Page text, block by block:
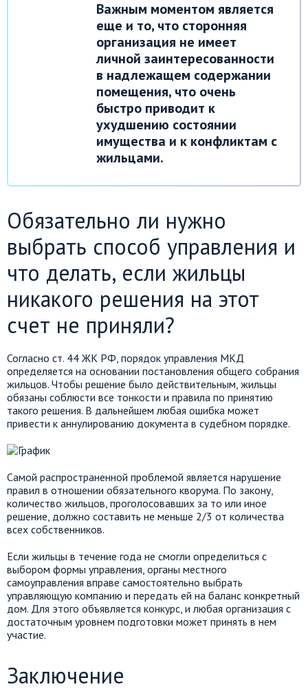
Важным моментом является
еще и то, что сторонняя
организация не имеет
личной заинтересованности
в надлежащем содержании
помещения, что очень
быстро приводит к
ухудшению состоянии
имущества и к конфликтам с
жильцами.
Обязательно ли нужно
выбрать способ управления и
что делать, если жильцы
никакого решения на этот
счет не приняли?
Согласно ст. 44 ЖК РФ, порядок управления МКД
определяется на основании постановления общего собрания
жильцов. Чтобы решение было действительным, жильцы
обязаны соблюсти все тонкости и правила по принятию
такого решения. В дальнейшем любая ошибка может
привести к аннулированию документа в судебном порядке.
Самой распространенной проблемой является нарушение
правил в отношении обязательного кворума. По закону,
количество жильцов, проголосовавших за то или иное
решение, должно составить не меньше 2/3 от количества
всех собственников.
Если жильцы в течение года не смогли определиться с
выбором формы управления, органы местного
самоуправления вправе самостоятельно выбрать
управляющую компанию и передать ей на баланс конкретный
дом. Для этого объявляется конкурс, и любая организация с
достаточным уровнем подготовки может принять в нем
участие.
Заключение